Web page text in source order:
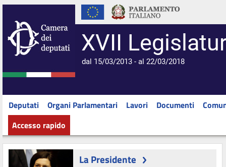
XVII
dal 15/03/2013 - al 22/03/2018
Deputati Organi Parlamentari Lavori Documenti
Accesso rapido
La Presidente